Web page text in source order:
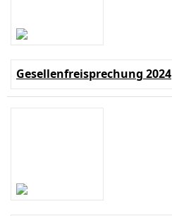
Gesellenfreisprechung 2024